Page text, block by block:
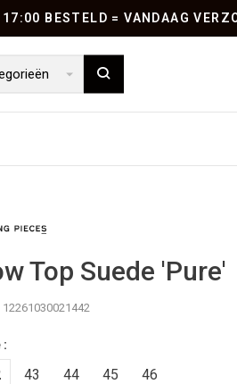
BESTELD = VANDAAG
Top Suede 'Pure'
12261030021442
:
43 44 45 46